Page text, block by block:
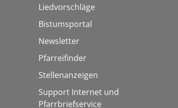
Liedvorschläge
Bistumsportal
Newsletter
Pfarreifinder
Stellenanzeigen
Support Internet und
Pfarrbriefservice